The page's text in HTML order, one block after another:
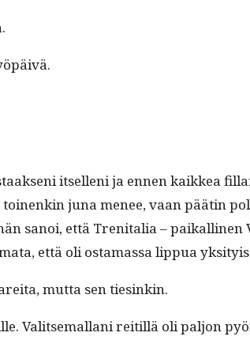
itsel­leni ja ennen kaikkea
juna menee, vaan päätin
sanoi, että Tren­i­talia –
että oli osta­mas­sa lip­pua
mut­ta sen tiesinkin.
Val­it­se­mal­lani reit­il­lä oli paljon